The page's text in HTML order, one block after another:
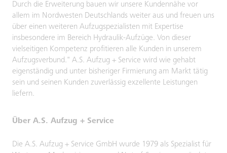
Durch die Erweiterung bauen wir unsere Kundennähe vor
allem im Nordwesten Deutschlands weiter aus und freuen uns
über einen weiteren Aufzugspezialisten mit Expertise
insbesondere im Bereich Hydraulik-Aufzüge. Von dieser
vielseitigen Kompetenz profitieren alle Kunden in unserem
Aufzugsverbund." A.S. Aufzug + Service wird wie gehabt
eigenständig und unter bisheriger Firmierung am Markt tätig
sein und seinen Kunden zuverlässig exzellente Leistungen
liefern.
Über A.S. Aufzug + Service
Die A.S. Aufzug + Service GmbH wurde 1979 als Spezialist für